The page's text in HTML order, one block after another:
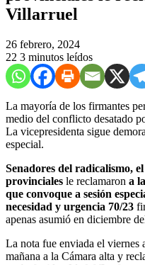
26 febrero, 2024
223 minutos leídos
La mayoría de los firmantes
medio del conflicto desatado
especial.
Senadores del radicalismo,
provinciales
necesidad y urgencia 70/23
apenas asumió en diciembre
La nota fue enviada el viernes
mañana a la Cámara alta y
convocar a una sesión